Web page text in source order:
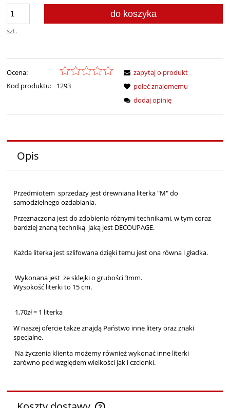
szt.
do koszyka
Ocena:
Kod produktu:
1293
zapytaj o produkt
poleć znajomemu
dodaj opinię
Opis
Przedmiotem sprzedaży jest drewniana literka "M" do
samodzielnego ozdabiania.
Przeznaczona jest do zdobienia różnymi technikami, w tym coraz
bardziej znaną techniką jaką jest DECOUPAGE.
Każda literka jest szlifowana dzięki temu jest ona równa i gładka.
Wykonana jest ze sklejki o grubości 3mm.
Wysokość literki to 15 cm.
1,70zł = 1 literka
W naszej ofercie także znajdą Państwo inne litery oraz znaki
specjalne.
Na życzenia klienta możemy również wykonać inne literki
zarówno pod względem wielkości jak i czcionki.